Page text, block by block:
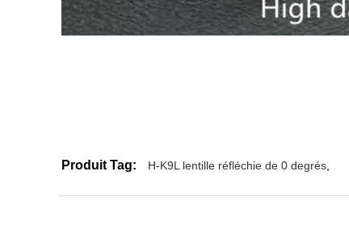
Produit Tag: H-K9L lentille réfléchie de 0 degrés